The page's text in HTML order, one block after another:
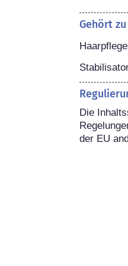
Gehört
Die
der EU